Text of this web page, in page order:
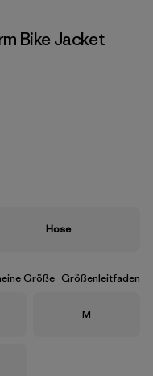
Bike Jacket
Hose
Größe Größenleitfaden
Größe
M